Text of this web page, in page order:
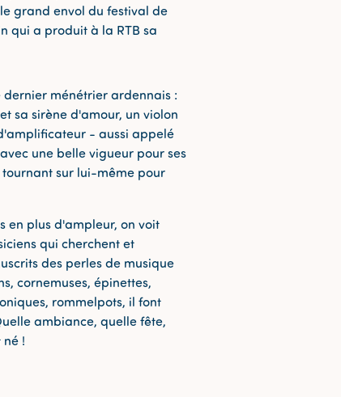
grand envol du festival de
qui a produit à la RTB sa
dernier ménétrier ardennais :
et sa sirène d'amour, un violon
- aussi appelé
une belle vigueur pour ses
sur lui-même pour
en plus d'ampleur, on voit
qui cherchent et
des perles de musique
cornemuses, épinettes,
rommelpots, il font
ambiance, quelle fête,
!